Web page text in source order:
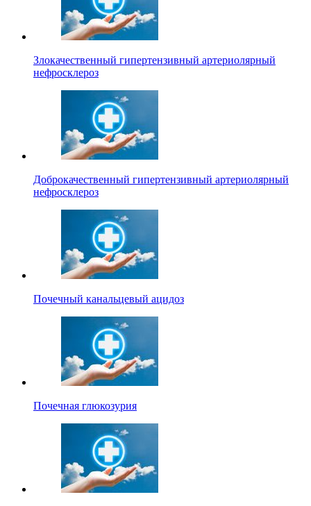
Злокачественный гипертензивный артериолярный
нефросклероз
Доброкачественный гипертензивный артериолярный
нефросклероз
Почечный канальцевый ацидоз
Почечная глюкозурия